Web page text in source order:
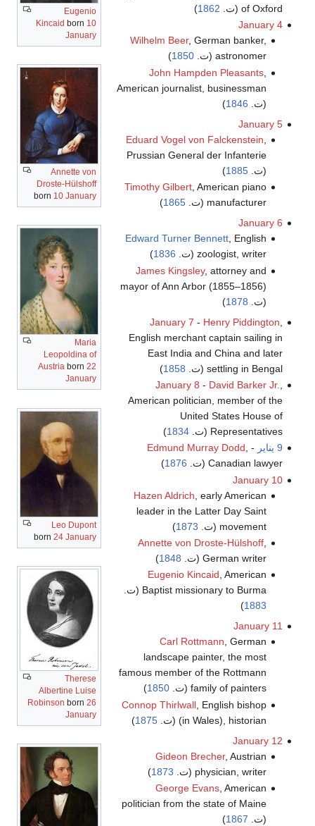
Eugenio
Kincaid born 10
January
Annette von
Droste-Hülshoff
born 10 January
Maria
Leopoldina of
Austria born 22
January
Leo Dupont
born 24 January
Therese
Albertine Luise
Robinson born 26
January
of Oxford (ت.
1862
)
January 4
Wilhelm Beer, German banker,
astronomer (ت.
1850
)
John Hampden Pleasants
American journalist, businessman
(ت. 1846
)
January 5
Eduard Vogel von Falckenstein
Prussian General der Infanterie
(ت. 1885
)
Timothy Gilbert , American piano
manufacturer (ت.
1865
)
January 6
Edward Turner Bennett , English
zoologist, writer (ت.
1836
)
James Kingsley, attorney and
mayor of Ann Arbor (1855–1856)
(ت. 1878
)
January 7 - Henry Piddington
English merchant captain sailing in
East India and China and later
settling in Bengal (ت.
1858
)
January 8 - David Barker Jr.
American politician, member of the
United States House of
Representatives (ت.
1834
)
9 يناير
-
Edmund Murray Dodd,
Canadian lawyer (ت.
1876
)
January 10
Hazen Aldrich , early American
leader in the Latter Day Saint
movement (ت.
1873
)
Annette von Droste-Hülshoff
German writer (ت.
1848
)
Eugenio Kincaid, American
Baptist missionary to Burma (ت.
1883
)
January 11
Carl Rottmann, German
landscape painter, the most
famous member of the Rottmann
family of painters (ت.
1850
)
Connop Thirlwall , English bishop
(in Wales), historian (ت.
1875
)
January 12
Gideon Brecher, Austrian
physician, writer (ت.
1873
)
George Evans, American
politician from the state of Maine
(ت. 1867
)